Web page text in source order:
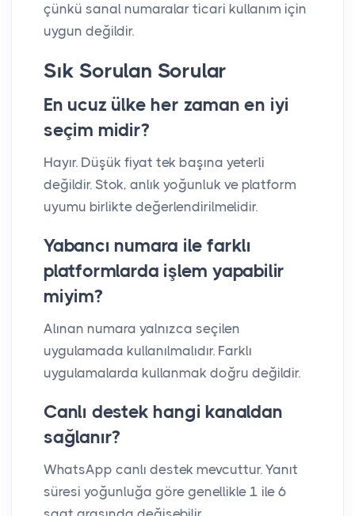
çünkü sanal numaralar ticari kullanım için
uygun değildir.
Sık Sorulan Sorular
En ucuz ülke her zaman en iyi
seçim midir?
Hayır. Düşük fiyat tek başına yeterli
değildir. Stok, anlık yoğunluk ve platform
uyumu birlikte değerlendirilmelidir.
Yabancı numara ile farklı
platformlarda işlem yapabilir
miyim?
Alınan numara yalnızca seçilen
uygulamada kullanılmalıdır. Farklı
uygulamalarda kullanmak doğru değildir.
Canlı destek hangi kanaldan
sağlanır?
WhatsApp canlı destek mevcuttur. Yanıt
süresi yoğunluğa göre genellikle 1 ile 6